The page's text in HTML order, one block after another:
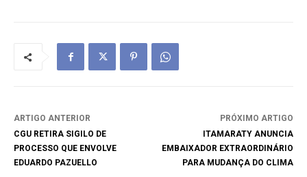
ARTIGO ANTERIOR
CGU RETIRA SIGILO DE
PROCESSO QUE ENVOLVE
EDUARDO PAZUELLO
PRÓXIMO ARTIGO
ITAMARATY ANUNCIA
EMBAIXADOR EXTRAORDINÁRIO
PARA MUDANÇA DO CLIMA